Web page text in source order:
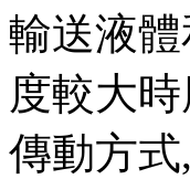
輸送液
度較大
傳動方式